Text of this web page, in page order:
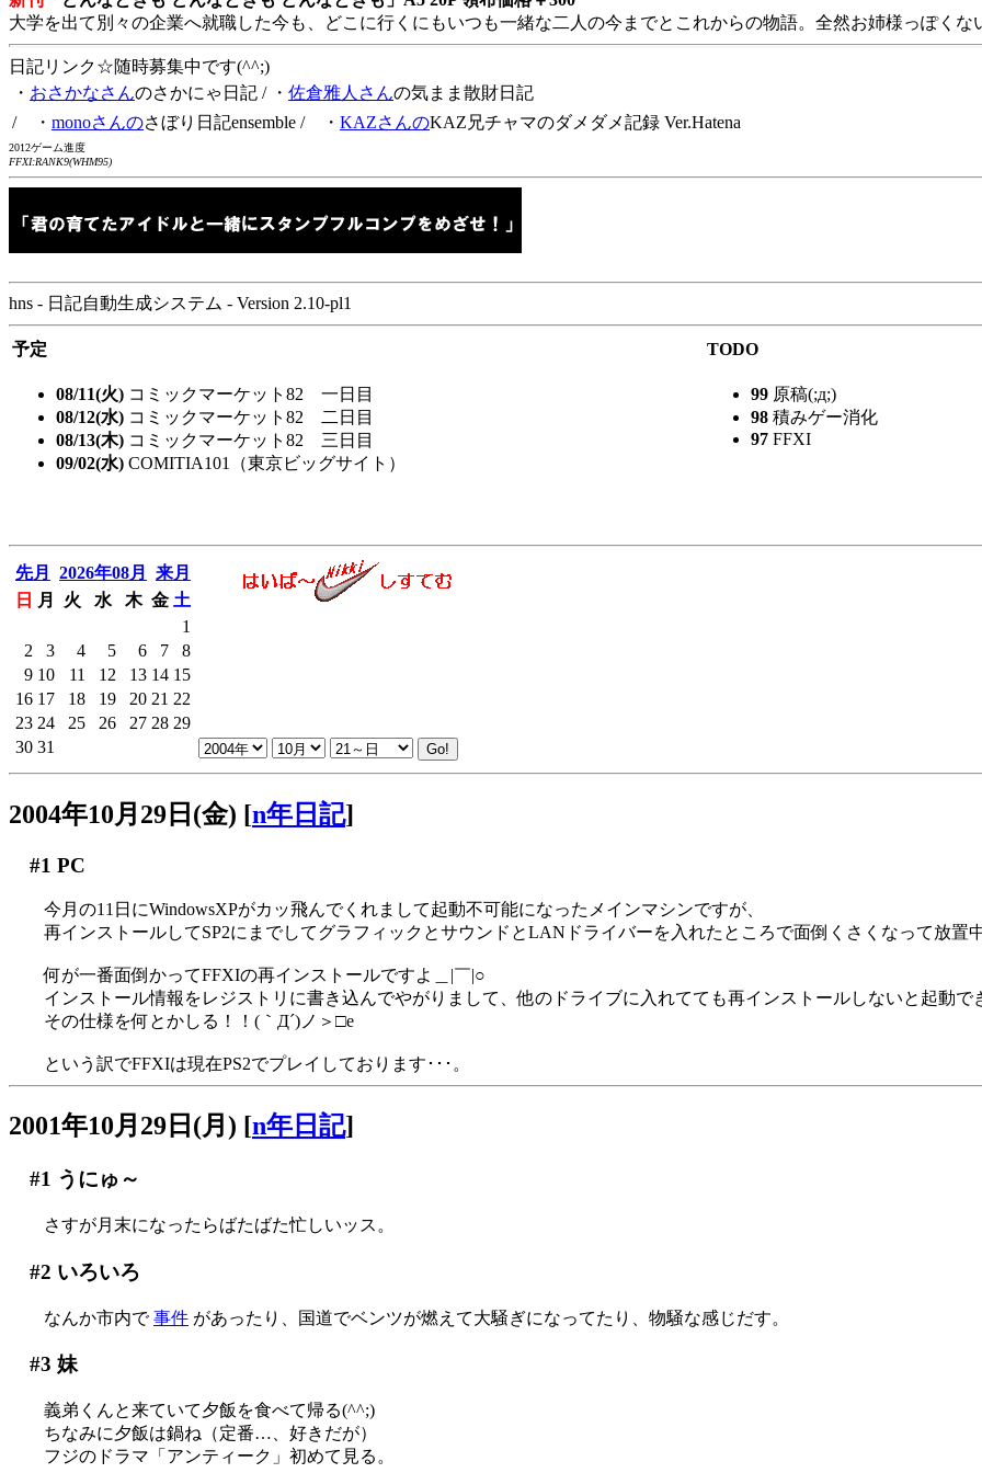
大学を出て別々の企業へ就職した今も、どこに行くにもいつも一緒な二人の今までとこれからの物語。全然お姉様っぽくな
日記リンク☆随時募集中です(^^;)
・ おさかなさんのさかにゃ日記 / ・ 佐倉雅人さんの気まま散財日記
/ ・ monoさんのさぼり日記ensemble / ・ KAZさんのKAZ兄チャマのダメダメ記録 Ver.Hatena
2012ゲーム進度
FFXI:RANK9(WHM95)
hns - 日記自動生成システム - Version 2.10-pl1
予定 TODO
08/11(火) コミックマーケット82 一日目
08/12(水) コミックマーケット82 二日目
08/13(木) コミックマーケット82 三日目
09/02(水) COMITIA101（東京ビッグサイト）
99 原稿(;д;)
98 積みゲー消化
97 FFXI
先月 2026年08月
来月
日
月 火 水 木 金 土
1
2
3 4 5 6 7
8
9 10 11 12 13 14 15
16 17 18 19 20 21 22
23 24 25 26 27 28 29
30 31
2004年10月29日(金) [n年日記]
#1 PC
今月の11日にWindowsXPがカッ飛んでくれまして起動不可能になったメインマシンですが、
再インストールしてSP2にまでしてグラフィックとサウンドとLANドライバーを入れたところで面倒くさくなって放置中
何が一番面倒かってFFXIの再インストールですよ＿|￣|○
インストール情報をレジストリに書き込んでやがりまして、他のドライブに入れてても再インストールしないと起動で
その仕様を何とかしる！！(｀Д´)ノ＞□e
という訳でFFXIは現在PS2でプレイしております･･･。
2001年10月29日(月) [n年日記]
#1 うにゅ～
さすが月末になったらばたばた忙しいッス。
#2 いろいろ
なんか市内で事件 があったり、国道でベンツが燃えて大騒ぎになってたり、物騒な感じだす。
#3 妹
義弟くんと来ていて夕飯を食べて帰る(^^;)
ちなみに夕飯は鍋ね（定番…、好きだが）
フジのドラマ「アンティーク」初めて見る。